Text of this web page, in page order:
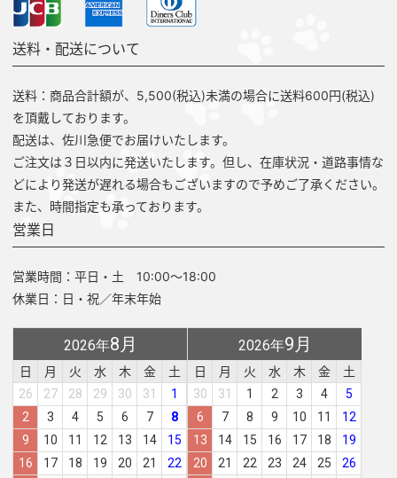
送料・配送について
送料：商品合計額が、5,500(税込)未満の場合に送料600円(税込)
を頂戴しております。
配送は、佐川急便でお届けいたします。
ご注文は３日以内に発送いたします。但し、在庫状況・道路事情な
どにより発送が遅れる場合もございますので予めご了承ください。
また、時間指定も承っております。
営業日
営業時間：平日・土 10:00～18:00
休業日：日・祝／年末年始
2026年8月
日 月 火 水 木 金 土
26 27 28 29 30 31
1
2
3 4 5 6 7
8
9
10 11 12 13 14
15
16
17 18 19 20 21
22
2026年9月
日 月 火 水 木 金 土
30 31 1 2 3 4
5
6
7 8 9 10 11
12
13
14 15 16 17 18
19
20
21 22 23 24 25
26